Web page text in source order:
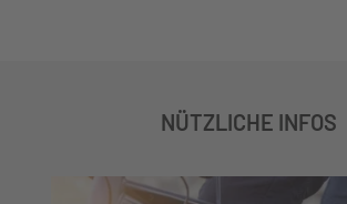
NÜTZLICHE INFOS